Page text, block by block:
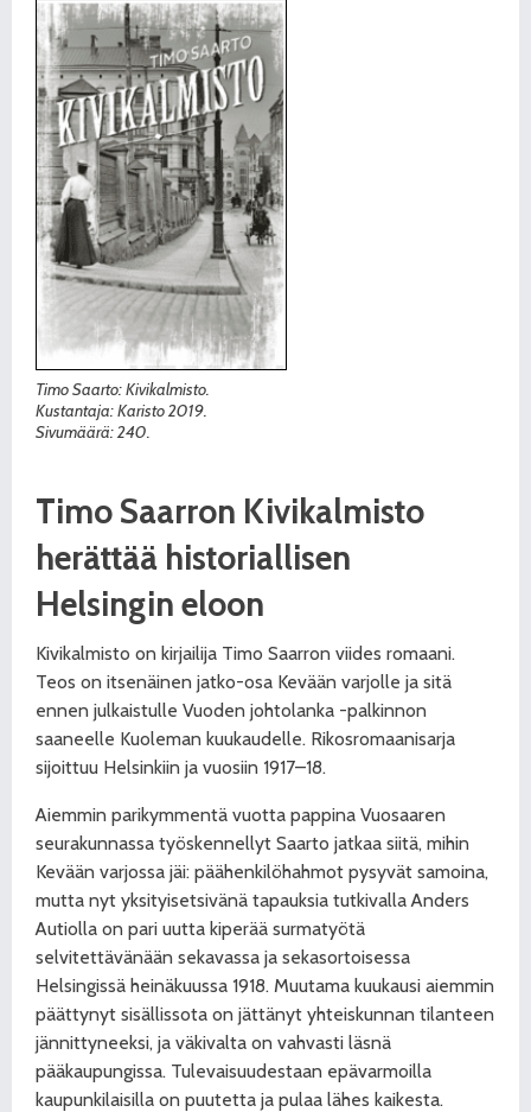
Timo Saarto: Kivikalmisto.
Kustantaja: Karisto 2019.
Sivumäärä: 240.
Timo Saarron Kivikalmisto
herättää historiallisen
Helsingin eloon
Kivikalmisto on kirjailija Timo Saarron viides romaani.
Teos on itsenäinen jatko-osa Kevään varjolle ja sitä
ennen julkaistulle Vuoden johtolanka -palkinnon
saaneelle Kuoleman kuukaudelle. Rikosromaanisarja
sijoittuu Helsinkiin ja vuosiin 1917–18.
Aiemmin parikymmentä vuotta pappina Vuosaaren
seurakunnassa työskennellyt Saarto jatkaa siitä, mihin
Kevään varjossa jäi: päähenkilöhahmot pysyvät samoina,
mutta nyt yksityisetsivänä tapauksia tutkivalla Anders
Autiolla on pari uutta kiperää surmatyötä
selvitettävänään sekavassa ja sekasortoisessa
Helsingissä heinäkuussa 1918. Muutama kuukausi aiemmin
päättynyt sisällissota on jättänyt yhteiskunnan tilanteen
jännittyneeksi, ja väkivalta on vahvasti läsnä
pääkaupungissa. Tulevaisuudestaan epävarmoilla
kaupunkilaisilla on puutetta ja pulaa lähes kaikesta.